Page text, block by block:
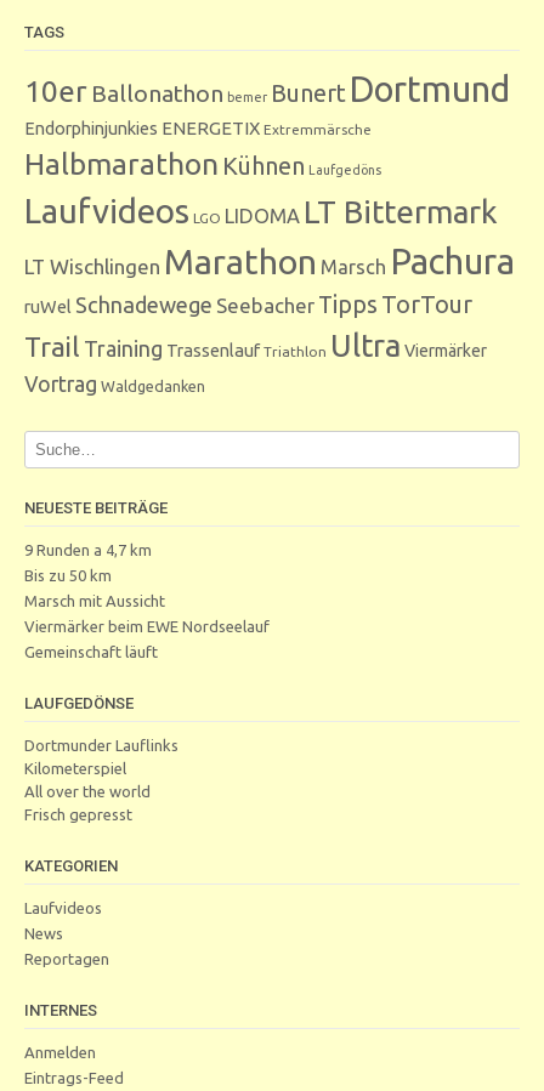
TAGS
10er Ballonathon bemer Bunert Dortmund
Endorphinjunkies ENERGETIX Extremmärsche
Halbmarathon Kühnen Laufgedöns
Laufvideos LGO LIDOMA LT Bittermark
LT Wischlingen Marathon Marsch Pachura
ruWel Schnadewege Seebacher Tipps TorTour
Trail Training Trassenlauf Triathlon Ultra Viermärker
Vortrag Waldgedanken
NEUESTE BEITRÄGE
9 Runden a 4,7 km
Bis zu 50 km
Marsch mit Aussicht
Viermärker beim EWE Nordseelauf
Gemeinschaft läuft
LAUFGEDÖNSE
Dortmunder Lauflinks
Kilometerspiel
All over the world
Frisch gepresst
KATEGORIEN
Laufvideos
News
Reportagen
INTERNES
Anmelden
Eintrags-Feed